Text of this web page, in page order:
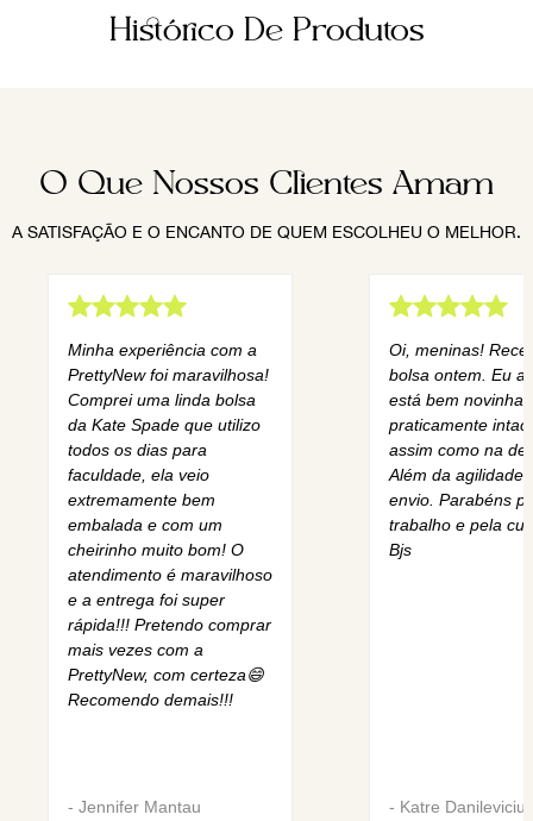
Histórico De Produtos
O Que Nossos Clientes Amam
A SATISFAÇÃO E O ENCANTO DE QUEM ESCOLHEU O MELHOR.
Minha experiência com a
PrettyNew foi maravilhosa!
Comprei uma linda bolsa
da Kate Spade que utilizo
todos os dias para
faculdade, ela veio
extremamente bem
embalada e com um
cheirinho muito bom! O
atendimento é maravilhoso
e a entrega foi super
rápida!!! Pretendo comprar
mais vezes com a
PrettyNew, com certeza😄
Recomendo demais!!!
- Jennifer Mantau
Oi, meninas!
bolsa ontem. Eu
está bem novinha,
praticamente
assim como na
Além da agilidade
envio. Parabéns
trabalho e pela
Bjs
- Katre Danilevicius